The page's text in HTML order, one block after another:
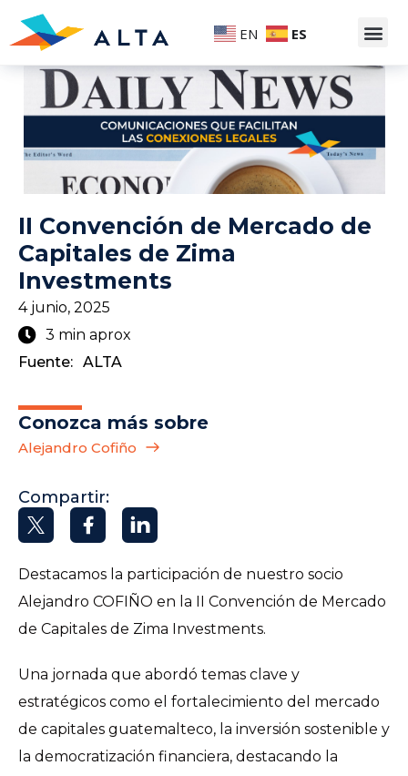
EN ES
II Convención de Mercado de
Capitales de Zima
Investments
4 junio, 2025
3 min aprox
Fuente: ALTA
Conozca más sobre
Alejandro Cofiño
Compartir:
Destacamos la participación de nuestro socio
Alejandro COFIÑO en la II Convención de Mercado
de Capitales de Zima Investments.
Una jornada que abordó temas clave y
estratégicos como el fortalecimiento del mercado
de capitales guatemalteco, la inversión sostenible y
la democratización financiera, destacando la